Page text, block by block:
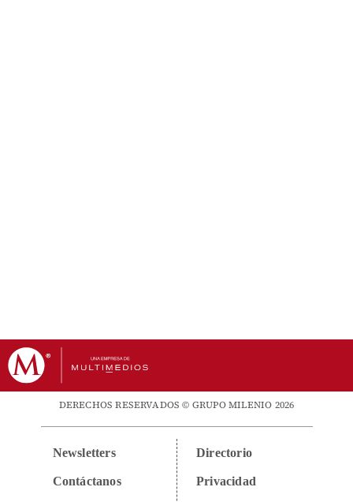
DERECHOS RESERVADOS © GRUPO MILENIO 2026
Newsletters
Contáctanos
Directorio
Privacidad